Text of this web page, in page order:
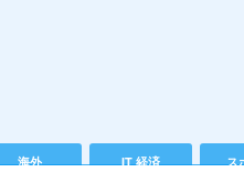
海外 IT 経済 ス